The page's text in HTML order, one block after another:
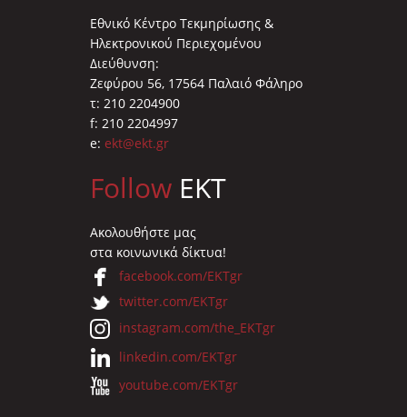
Εθνικό Κέντρο Τεκμηρίωσης &
Ηλεκτρονικού Περιεχομένου
Διεύθυνση:
Ζεφύρου 56, 17564 Παλαιό Φάληρο
τ: 210 2204900
f: 210 2204997
e: ekt@ekt.gr
Follow EKT
Ακολουθήστε μας
στα κοινωνικά δίκτυα!
facebook.com/EKTgr
twitter.com/EKTgr
instagram.com/the_EKTgr
linkedin.com/EKTgr
youtube.com/EKTgr